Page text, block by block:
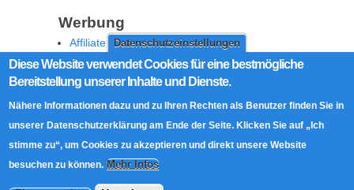
Datenschutzeinstellungen
Diese Website verwendet Cookies für eine bestmögliche
Bereitstellung unserer Inhalte und Dienste.
Nähere Informationen dazu und zu Ihren Rechten als Benutzer finden Sie in
unserer Datenschutzerklärung am Ende der Seite. Klicken Sie auf „Ich
stimme zu“, um Cookies zu akzeptieren und direkt unsere Website
besuchen zu können. Mehr Infos
Werbung
Affiliate Offenlegung
Werben Sie auf MoW
Social Media
RSS Feed
Facebook